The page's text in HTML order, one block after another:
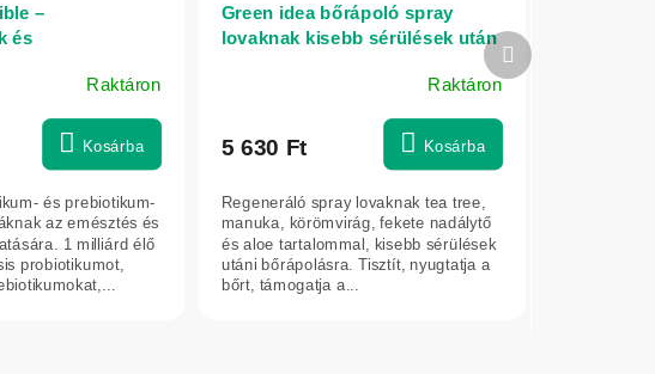
–
és
Raktáron
Kosárba
és prebiotikum-
az emésztés és
1 milliárd élő
probiotikumot,
Green idea bőrápoló spray
lovaknak kisebb sérülések után
Raktáron
5 630 Ft Kosárba
Regeneráló spray lovaknak tea tree,
manuka, körömvirág, fekete nadálytő
és aloe tartalommal, kisebb sérülések
utáni bőrápolásra. Tisztít, nyugtatja a
bőrt, támogatja a...
Következő
termék